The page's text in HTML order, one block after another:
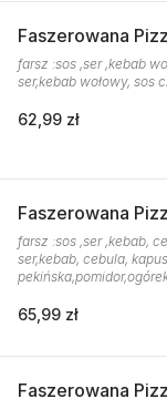
Faszerowana
farsz :sos ,ser ,kebab
ser,kebab wołowy, sos
62,99 zł
Faszerowana
farsz :sos ,ser ,kebab,
ser,kebab, cebula,
65,99 zł
Faszerowana